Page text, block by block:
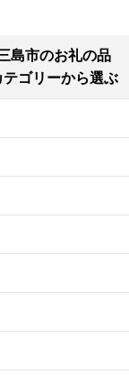
島市のお礼の品
テゴリーから選ぶ